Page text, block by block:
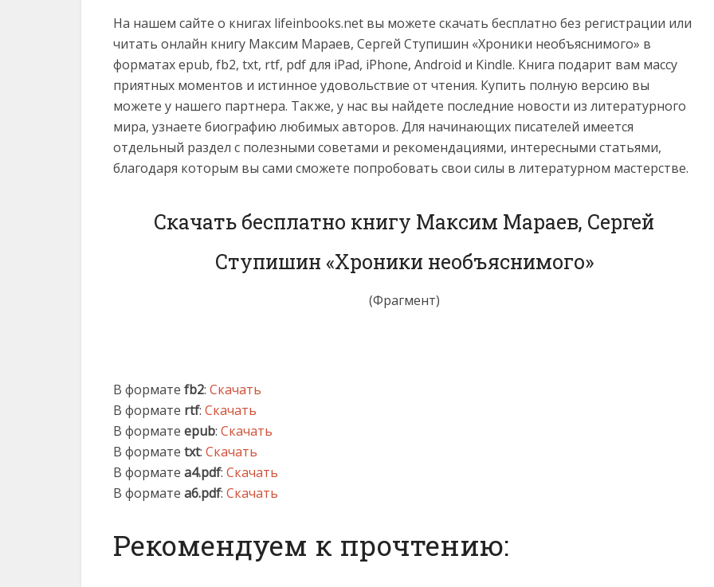
На нашем сайте о книгах lifeinbooks.net вы можете скачать бесплатно без регистрации или
читать онлайн книгу Максим Мараев, Сергей Ступишин «Хроники необъяснимого» в
форматах epub, fb2, txt, rtf, pdf для iPad, iPhone, Android и Kindle. Книга подарит вам массу
приятных моментов и истинное удовольствие от чтения. Купить полную версию вы
можете у нашего партнера. Также, у нас вы найдете последние новости из литературного
мира, узнаете биографию любимых авторов. Для начинающих писателей имеется
отдельный раздел с полезными советами и рекомендациями, интересными статьями,
благодаря которым вы сами сможете попробовать свои силы в литературном мастерстве.
Скачать бесплатно книгу Максим Мараев, Сергей
Ступишин «Хроники необъяснимого»
(Фрагмент)
В формате fb2: Скачать
В формате rtf: Скачать
В формате epub: Скачать
В формате txt: Скачать
В формате a4.pdf: Скачать
В формате a6.pdf: Скачать
Рекомендуем к прочтению: